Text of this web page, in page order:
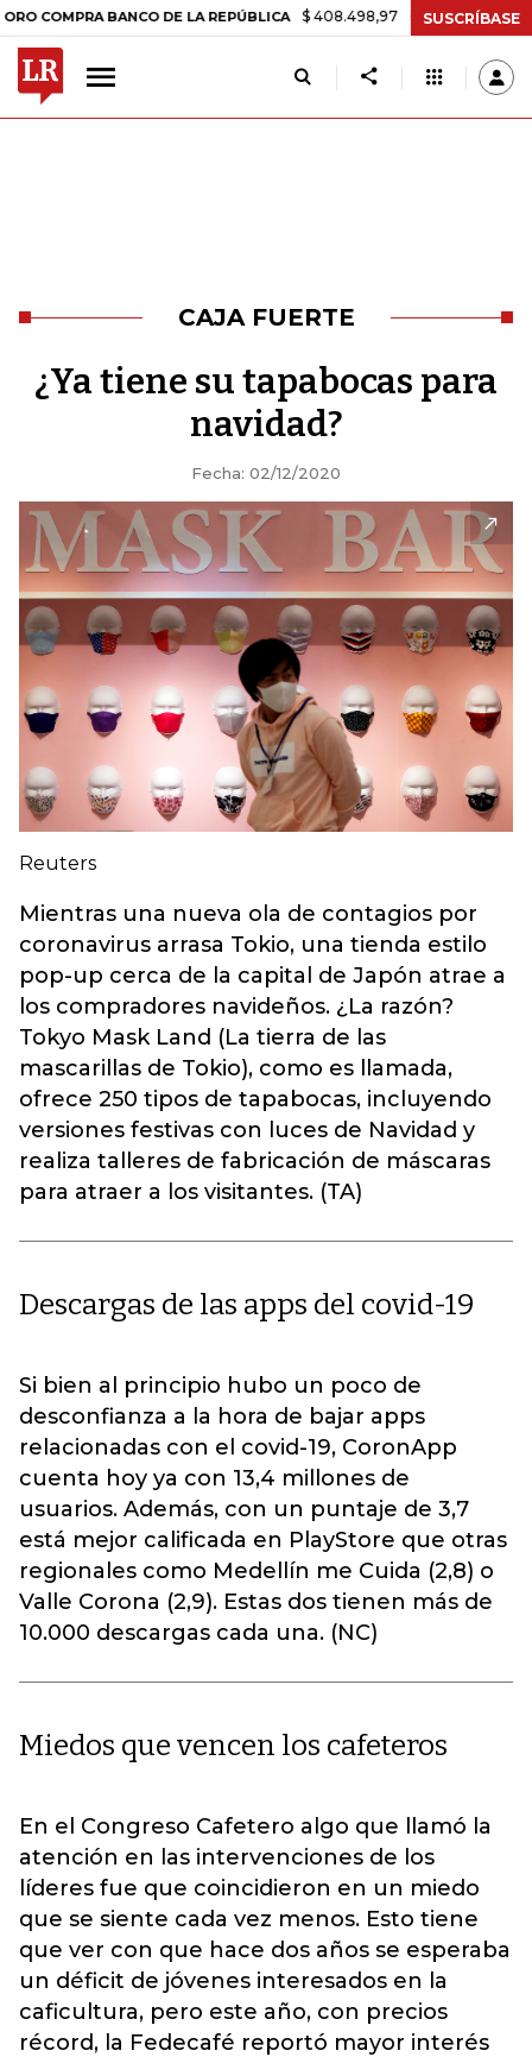
BANCO DE LA REPÚBLICA $ 408.498,97 +$ 8.753,81 +2,19%
SUSCRÍBASE
CAJA FUERTE
¿Ya tiene su tapabocas para
navidad?
Fecha: 02/12/2020
Reuters
Mientras una nueva ola de contagios por
coronavirus arrasa Tokio, una tienda estilo
pop-up cerca de la capital de Japón atrae a
los compradores navideños. ¿La razón?
Tokyo Mask Land (La tierra de las
mascarillas de Tokio), como es llamada,
ofrece 250 tipos de tapabocas, incluyendo
versiones festivas con luces de Navidad y
realiza talleres de fabricación de máscaras
para atraer a los visitantes. (TA)
Descargas de las apps del covid-19
Si bien al principio hubo un poco de
desconfianza a la hora de bajar apps
relacionadas con el covid-19, CoronApp
cuenta hoy ya con 13,4 millones de
usuarios. Además, con un puntaje de 3,7
está mejor calificada en PlayStore que otras
regionales como Medellín me Cuida (2,8) o
Valle Corona (2,9). Estas dos tienen más de
10.000 descargas cada una. (NC)
Miedos que vencen los cafeteros
En el Congreso Cafetero algo que llamó la
atención en las intervenciones de los
líderes fue que coincidieron en un miedo
que se siente cada vez menos. Esto tiene
que ver con que hace dos años se esperaba
un déficit de jóvenes interesados en la
caficultura, pero este año, con precios
récord, la Fedecafé reportó mayor interés